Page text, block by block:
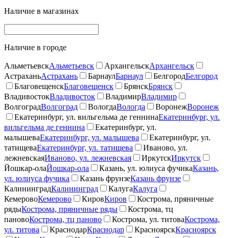
Наличие в магазинах
Наличие в городе
АльметьевскАльметьевск АрхангельскАрхангельск
АстраханьАстрахань БарнаулБарнаул БелгородБелгород
БлаговещенскБлаговещенск БрянскБрянск
ВладивостокВладивосток ВладимирВладимир
ВолгоградВолгоград ВологдаВологда ВоронежВоронеж
Екатеринбург, ул. вильгельма де геннинаЕкатеринбург, ул.
вильгельма де геннина
Екатеринбург, ул.
малышеваЕкатеринбург, ул. малышева
Екатеринбург, ул.
татищеваЕкатеринбург, ул. татищева
Иваново, ул.
лежневскаяИваново, ул. лежневская ИркутскИркутск
Йошкар-олаЙошкар-ола Казань, ул. юлиуса фучикаКазань,
ул. юлиуса фучика
Казань фрунзеКазань фрунзе
КалининградКалининград КалугаКалуга
КемеровоКемерово КировКиров
Кострома, пряничные
рядыКострома, пряничные ряды
Кострома, тц
пановоКострома, тц паново Кострома, ул. титоваКострома,
ул. титова
КраснодарКраснодар КрасноярскКрасноярск